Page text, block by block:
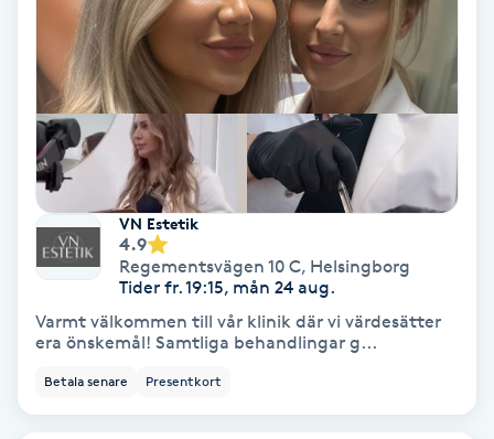
Klippning & Slingor
Klippning ungdom
Koppningsmassage
Kosmetisk tatuering
Kostrådgivning
Kroppsinpackning
VN Estetik
4.9
Regementsvägen 10 C, Helsingborg
Tider fr. 19:15, mån 24 aug.
Varmt välkommen till vår klinik där vi värdesätter
era önskemål! Samtliga behandlingar g...
Betala senare Presentkort